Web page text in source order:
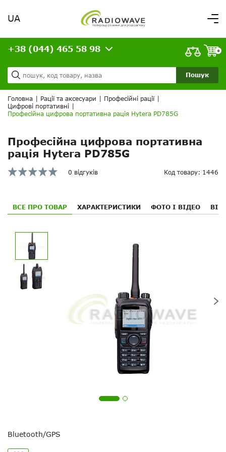
Вітаємо,
увійдіть в особистий кабінет
Доставка та оплата
Кредит
Статті
Контакти
ВАШЕ ЗАМОВЛЕННЯ
UA
Пошук
+38 (044) 465 58 98 0
Головна Рації та аксесуари Професійні рації
Цифрові портативні
Професійна цифрова портативна рація Hytera PD785G
Професійна цифрова портативна
рація Hytera PD785G
0 відгуків Код товару: 1446
ВСЕ ПРО ТОВАР ХАРАКТЕРИСТИКИ ФОТО І ВІДЕО
Bluetooth/GPS